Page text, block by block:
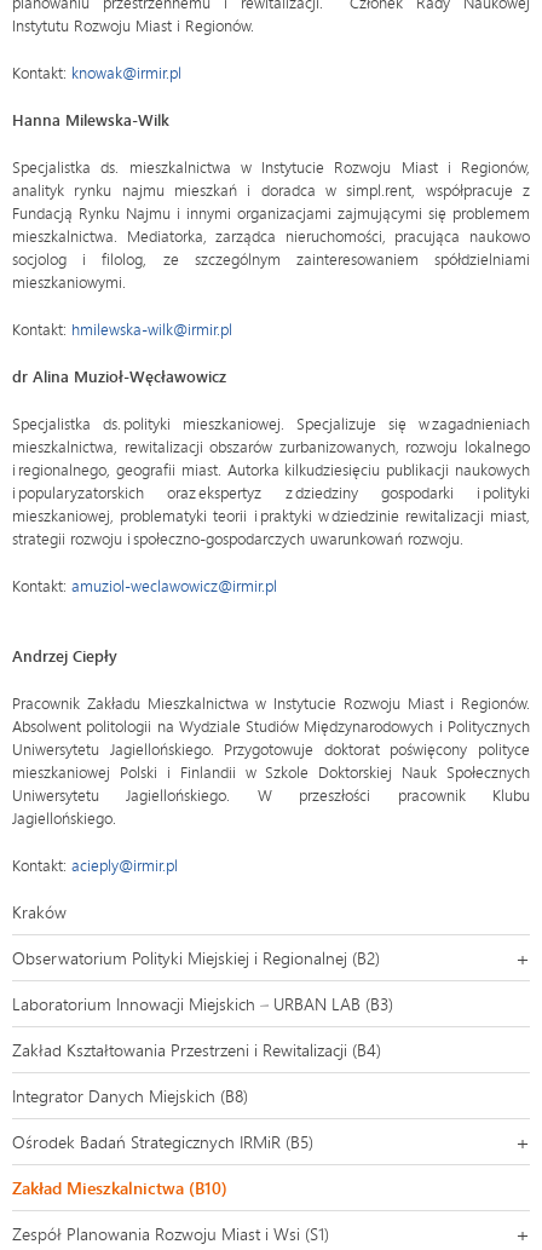
Instytutu Rozwoju Miast i Regionów.
Kontakt: knowak@irmir.pl
Hanna Milewska-Wilk
Specjalistka ds. mieszkalnictwa w Instytucie Rozwoju Miast i Regionów,
analityk rynku najmu mieszkań i doradca w simpl.rent, współpracuje z
Fundacją Rynku Najmu i innymi organizacjami zajmującymi się problemem
mieszkalnictwa. Mediatorka, zarządca nieruchomości, pracująca naukowo
socjolog i filolog, ze szczególnym zainteresowaniem spółdzielniami
mieszkaniowymi.
Kontakt: hmilewska-wilk@irmir.pl
dr Alina Muzioł-Węcławowicz
Specjalistka ds. polityki mieszkaniowej. Specjalizuje się w zagadnieniach
mieszkalnictwa, rewitalizacji obszarów zurbanizowanych, rozwoju lokalnego
i regionalnego, geografii miast. Autorka kilkudziesięciu publikacji naukowych
i popularyzatorskich oraz ekspertyz z dziedziny gospodarki i polityki
mieszkaniowej, problematyki teorii i praktyki w dziedzinie rewitalizacji miast,
strategii rozwoju i społeczno-gospodarczych uwarunkowań rozwoju.
Kontakt: amuziol-weclawowicz@irmir.pl
Andrzej Ciepły
Pracownik Zakładu Mieszkalnictwa w Instytucie Rozwoju Miast i Regionów.
Absolwent politologii na Wydziale Studiów Międzynarodowych i Politycznych
Uniwersytetu Jagiellońskiego. Przygotowuje doktorat poświęcony polityce
mieszkaniowej Polski i Finlandii w Szkole Doktorskiej Nauk Społecznych
Uniwersytetu Jagiellońskiego. W przeszłości pracownik Klubu
Jagiellońskiego.
Kontakt: acieply@irmir.pl
Kraków
Obserwatorium Polityki Miejskiej i Regionalnej (B2)
Laboratorium Innowacji Miejskich – URBAN LAB (B3)
Zakład Kształtowania Przestrzeni i Rewitalizacji (B4)
Integrator Danych Miejskich (B8)
Ośrodek Badań Strategicznych IRMiR (B5)
Zakład Mieszkalnictwa (B10)
Zespół Planowania Rozwoju Miast i Wsi (S1)